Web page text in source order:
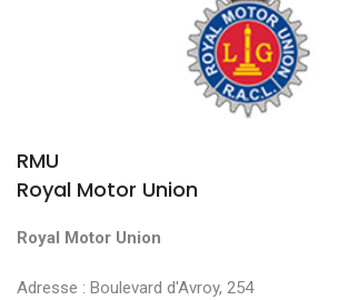
RMU
Royal Motor Union
Royal Motor Union
Adresse : Boulevard d'Avroy, 254